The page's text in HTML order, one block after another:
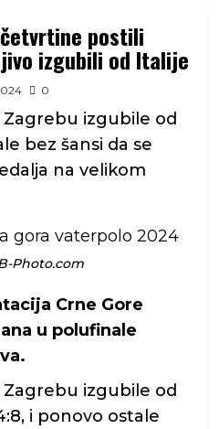
postili
izgubili od Italije
0
izgubile od
bez šansi da se
na velikom
Photo.com
Crne Gore
u polufinale
Zagrebu izgubile od
i ponovo ostale